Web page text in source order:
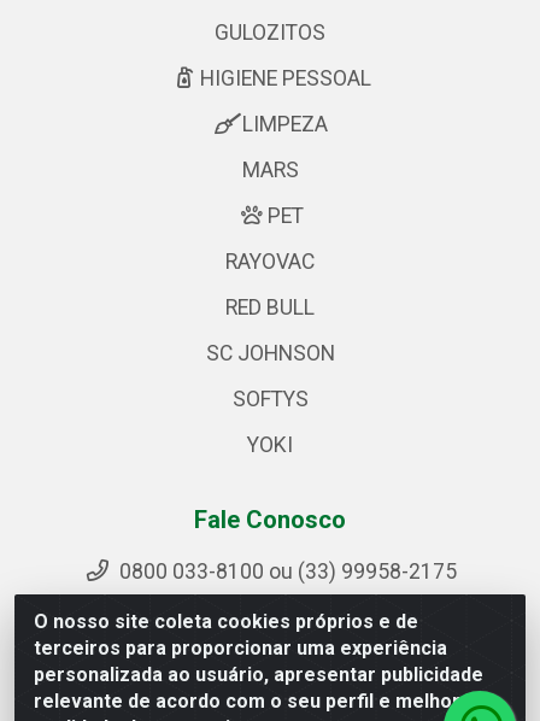
O nosso site coleta cookies próprios e de
terceiros para proporcionar uma experiência
personalizada ao usuário, apresentar publicidade
relevante de acordo com o seu perfil e melhorar a
GULOZITOS
HIGIENE PESSOAL
LIMPEZA
MARS
PET
RAYOVAC
RED BULL
SC JOHNSON
SOFTYS
YOKI
Fale Conosco
0800 033-8100 ou (33) 99958-2175
sac@ipirangamg.com.br
Acompanhe nossas publicações